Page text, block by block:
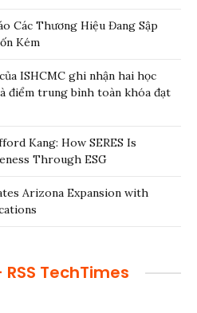
Các Thương Hiệu Đang Sập
Kém
ISHCMC ghi nhận hai học
điểm trung bình toàn khóa đạt
Kang: How SERES Is
Through ESG
Arizona Expansion with
TechTimes